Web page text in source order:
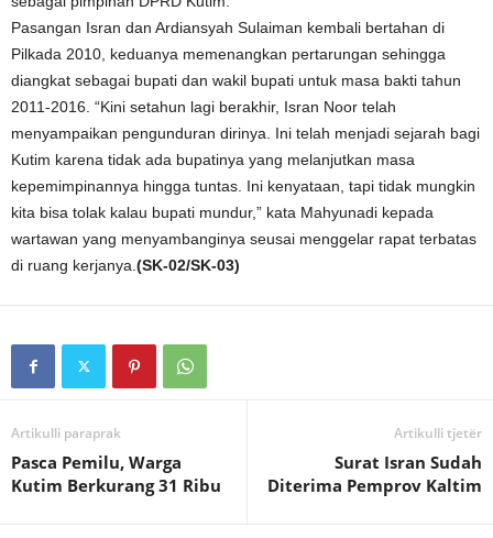
Pasangan Isran dan Ardiansyah Sulaiman kembali bertahan di
Pilkada 2010, keduanya memenangkan pertarungan sehingga
diangkat sebagai bupati dan wakil bupati untuk masa bakti tahun
2011-2016. “Kini setahun lagi berakhir, Isran Noor telah
menyampaikan pengunduran dirinya. Ini telah menjadi sejarah bagi
Kutim karena tidak ada bupatinya yang melanjutkan masa
kepemimpinannya hingga tuntas. Ini kenyataan, tapi tidak mungkin
kita bisa tolak kalau bupati mundur,” kata Mahyunadi kepada
wartawan yang menyambanginya seusai menggelar rapat terbatas
di ruang kerjanya. (SK-02/SK-03)
Artikulli paraprak
Pasca Pemilu, Warga
Kutim Berkurang 31 Ribu
Artikulli tjetër
Surat Isran Sudah
Diterima Pemprov Kaltim